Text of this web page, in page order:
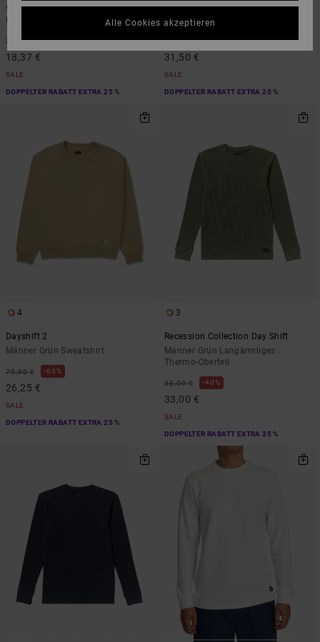
Americana Pocket
35,00 € 48%
18,37 €
SALE
DOPPELTER RABATT EXTRA 25 %
Dayshift 2
Männer Blau Sweatshirt
70,00 € 55%
31,50 €
SALE
DOPPELTER RABATT EXTRA 25 %
4
Dayshift 2
Männer Grün Sweatshirt
70,00 € 63%
26,25 €
SALE
DOPPELTER RABATT EXTRA 25 %
3
Recession Collection Day Shift
Männer Grün Langärmliges
Thermo-Oberteil
55,00 € 40%
33,00 €
SALE
DOPPELTER RABATT EXTRA 25 %
Alle Cookies akzeptieren